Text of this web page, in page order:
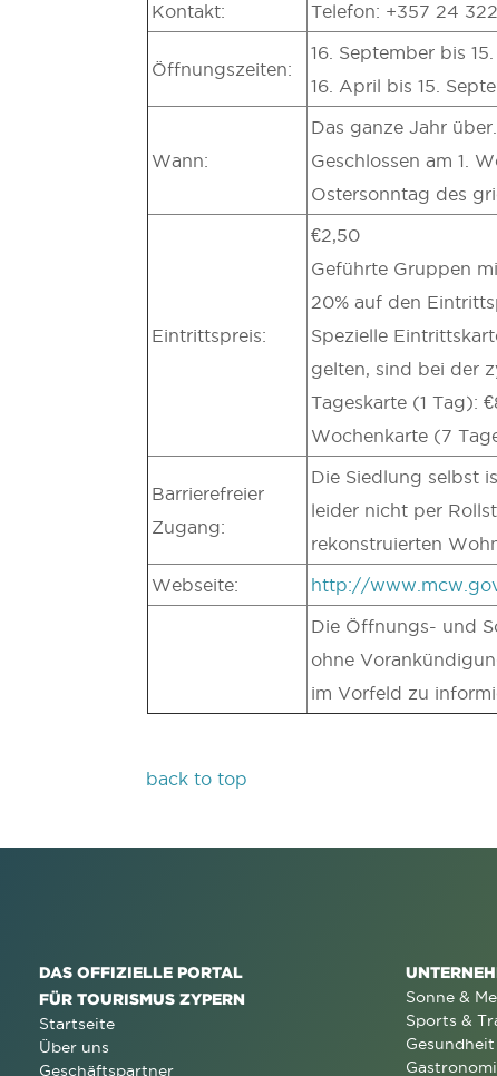
Kontakt: Telefon: +357 24
Öffnungszeiten:
16. September bis
16. April bis 15.
Wann:
Das ganze Jahr über.
Geschlossen am 1.
Ostersonntag des
Eintrittspreis:
€2,50
Geführte Gruppen
20% auf den
Spezielle
gelten, sind bei der
Tageskarte (1 Tag):
Wochenkarte (7
Barrierefreier
Zugang:
Die Siedlung selbst
leider nicht per
rekonstruierten
Webseite: http://
Die Öffnungs- und
ohne
im Vorfeld zu
back to top
DAS OFFIZIELLE PORTAL
FÜR TOURISMUS ZYPERN
Startseite
Über uns
Geschäftspartner
Sonne &
Sports &